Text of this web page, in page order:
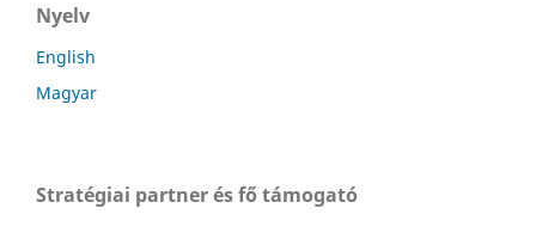
Nyelv
English
Magyar
Stratégiai partner és fő támogató